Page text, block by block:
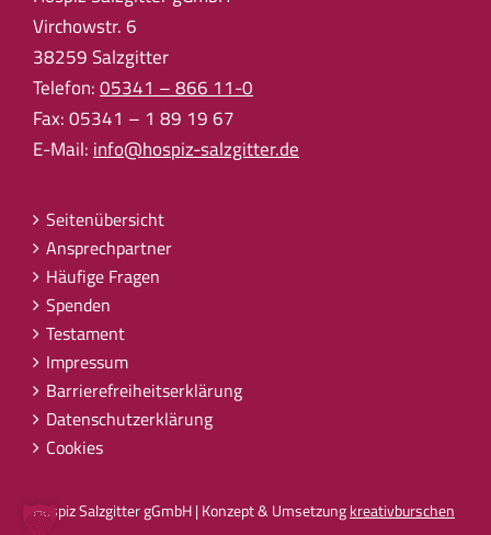
Virchowstr. 6
38259 Salzgitter
Telefon:05341 – 866 11-0
Fax: 05341 – 1 89 19 67
E-Mail:info@hospiz-salzgitter.de
Seitenübersicht
Ansprechpartner
Häufige Fragen
Spenden
Testament
Impressum
Barrierefreiheitserklärung
Datenschutzerklärung
Cookies
Hospiz Salzgitter gGmbH | Konzept & Umsetzung kreativburschen